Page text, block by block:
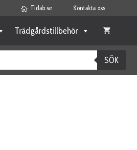
Tidab.se Kontakta oss
Trädgårdstillbehör
SÖK